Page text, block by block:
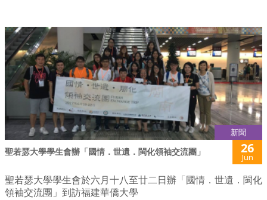
新聞
聖若瑟大學學生會辦「國情．世遺．閩化領袖交流團」 26
Jun
聖若瑟大學學生會於六月十八至廿二日辦「國情．世遺．閩化
領袖交流團」到訪福建華僑大學